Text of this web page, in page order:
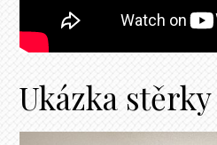
Ukázka stěrky